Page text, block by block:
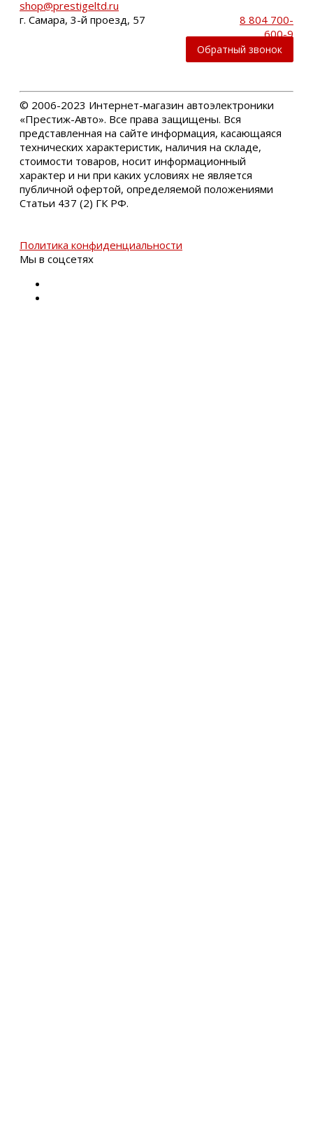
shop@prestigeltd.ru
г. Самара, 3-й проезд, 57
8 804 700-
600-9
Обратный звонок
© 2006-2023 Интернет-магазин автоэлектроники
«Престиж-Авто». Все права защищены. Вся
представленная на сайте информация, касающаяся
технических характеристик, наличия на складе,
стоимости товаров, носит информационный
характер и ни при каких условиях не является
публичной офертой, определяемой положениями
Статьи 437 (2) ГК РФ.
Политика конфиденциальности
Мы в соцсетях